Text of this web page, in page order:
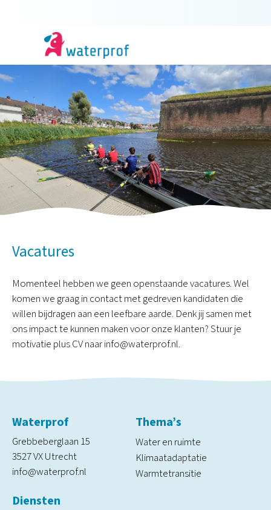
Vacatures
Momenteel hebben we geen openstaande vacatures. Wel
komen we graag in contact met gedreven kandidaten die
willen bijdragen aan een leefbare aarde. Denk jij samen met
ons impact te kunnen maken voor onze klanten? Stuur je
motivatie plus CV naar info@waterprof.nl.
Waterprof
Grebbeberglaan 15
3527 VX Utrecht
info@waterprof.nl
Thema’s
Water en ruimte
Klimaatadaptatie
Warmtetransitie
Diensten